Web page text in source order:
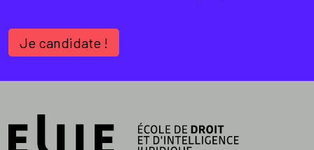
Je candidate !